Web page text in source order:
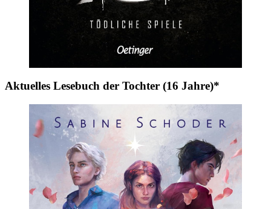
Aktuelles Lesebuch der Tochter (16 Jahre)*